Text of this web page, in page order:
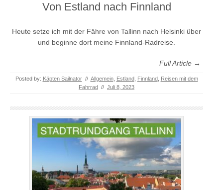
Von Estland nach Finnland
Heute setze ich mit der Fähre von Tallinn nach Helsinki über
und beginne dort meine Finnland-Radreise.
Full Article →
Posted by: Käpten Sailnator // Allgemein, Estland, Finnland, Reisen mit dem
Fahrrad // Juli 8, 2023